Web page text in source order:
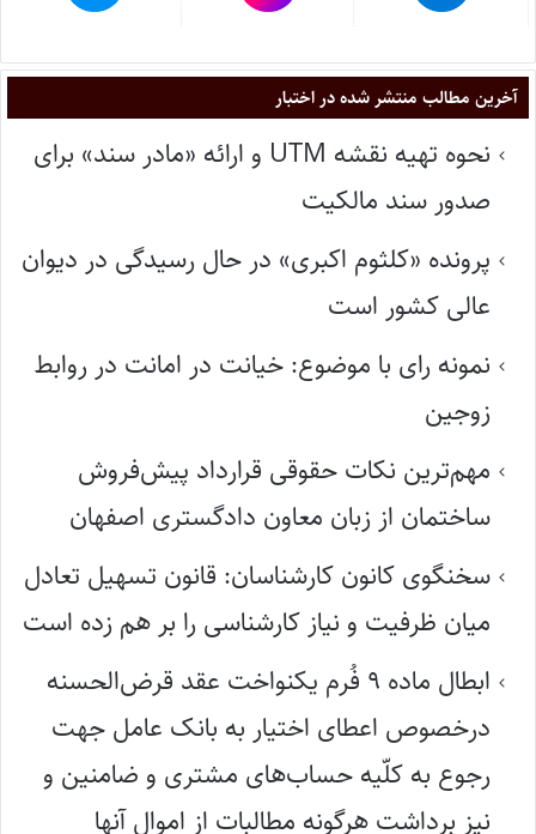
آخرین مطالب منتشر شده در اختبار
نحوه تهیه نقشه UTM و ارائه «مادر سند» برای
صدور سند مالکیت
پرونده «کلثوم اکبری» در حال رسیدگی در دیوان
عالی کشور است
نمونه رای با موضوع: خیانت در امانت در روابط
زوجین
مهم‌ترین نکات حقوقی قرارداد پیش‌فروش
ساختمان از زبان معاون دادگستری اصفهان
سخنگوی کانون کارشناسان: قانون تسهیل تعادل
میان ظرفیت و نیاز کارشناسی را بر هم زده است
ابطال ماده ۹ فُرم یکنواخت عقد قرض‌الحسنه
درخصوص اعطای اختیار به بانک عامل جهت
رجوع به کلّیه حساب‌های مشتری و ضامنین و
نیز برداشت هرگونه مطالبات از اموال آنها